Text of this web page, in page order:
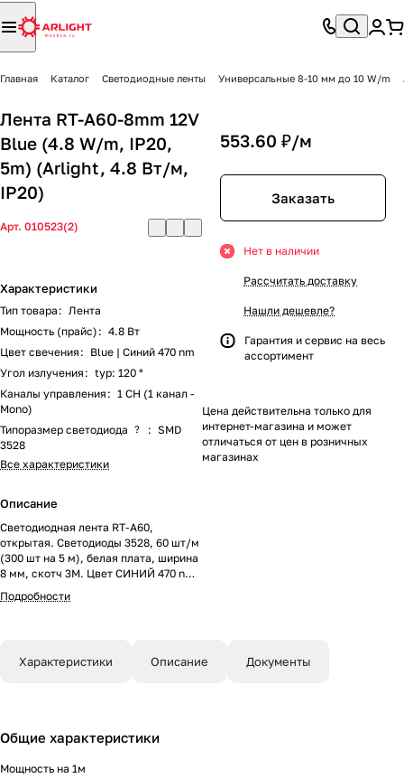
Главная Каталог Светодиодные ленты Универсальные 8-10 мм до 10 W/m
Лента RT-A60-8mm 12V
Blue (4.8 W/m, IP20,
5m) (Arlight, 4.8 Вт/м,
IP20)
Арт. 010523(2)
Характеристики
Тип товара : Лента
Мощность (прайс) : 4.8 Вт
Цвет свечения : Blue | Синий 470 nm
Угол излучения : typ: 120 °
Каналы управления : 1 CH (1 канал -
Mono)
Типоразмер светодиода
? : SMD
3528
Все характеристики
Описание
Светодиодная лента RT-A60,
открытая. Светодиоды 3528, 60 шт/м
(300 шт на 5 м), белая плата, ширина
8 мм, скотч 3M. Цвет СИНИЙ 470 nm,
угол 120°. Питание 12V, мощность 4.8
Вт/м (24 Вт на 5 м). Размеры
Подробности
553.60 ₽/м
Заказать
Нет в наличии
Рассчитать доставку
Нашли дешевле?
Гарантия и сервис на весь
ассортимент
Цена действительна только для
интернет-магазина и может
отличаться от цен в розничных
магазинах
Характеристики Описание Документы
Общие характеристики
Мощность на 1м